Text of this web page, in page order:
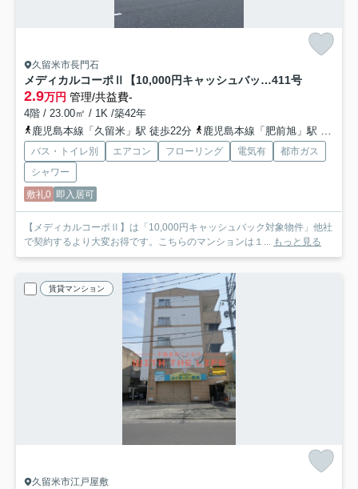
久留米市長門石
メディカルコーポⅡ【10,000円キャッシュバック対象物件】411号
2.9万円 管理/共益費-
4階 / 23.00㎡ / 1K /築42年
鹿児島本線「久留米」駅 徒歩22分
鹿児島本線「肥前旭」駅 徒歩39分
バス・トイレ別 エアコン フローリング 電気有
都市ガス
シャワー
敷礼0 即入居可
【メディカルコーポⅡ】は「10,000円キャッシュバック対象物件」他社
で契約するより大変お得です。こちらのマンションは１... もっと見る
賃貸マンション
久留米市江戸屋敷